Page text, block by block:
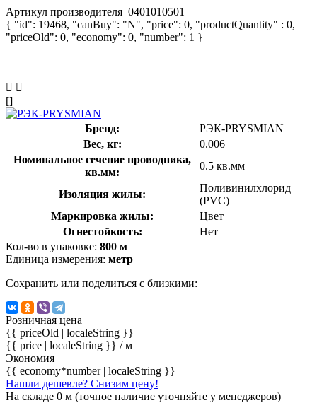
Артикул производителя 0401010501
{ "id": 19468, "canBuy": "N", "price": 0, "productQuantity" : 0,
"priceOld": 0, "economy": 0, "number": 1 }
[]
Бренд:
РЭК-PRYSMIAN
Вес, кг:
0.006
Номинальное сечение проводника,
кв.мм:
0.5 кв.мм
Изоляция жилы:
Поливинилхлорид
(PVC)
Маркировка жилы:
Цвет
Огнестойкость:
Нет
Кол-во в упаковке: 800 м
Единица измерения: метр
Сохранить или поделиться с близкими:
Розничная цена
{{ priceOld | localeString }}
{{ price | localeString }} / м
Экономия
{{ economy*number | localeString }}
Нашли дешевле? Снизим цену!
На складе 0 м (точное наличие уточняйте у менеджеров)